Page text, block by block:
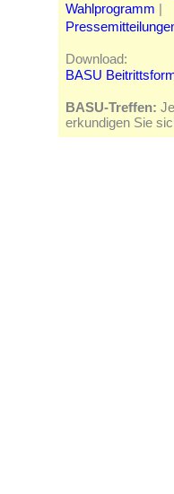
Wahlprogramm |
Download:
BASU
BASU-Treffen:
erkundigen Sie